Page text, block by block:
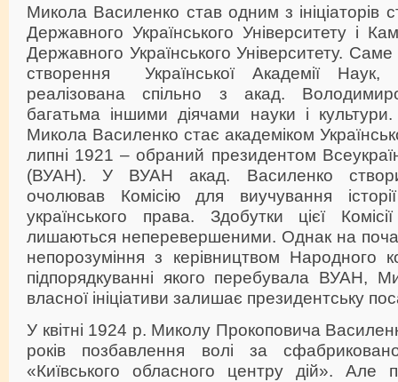
Микола Василенко став одним з ініціаторів
Державного Українського Університету і
Державного Українського Університету.
створення Української Академії
реалізована спільно з акад.
багатьма іншими діячами науки і
Микола Василенко стає академіком
липні 1921 – обраний президентом
(ВУАН). У ВУАН акад. Василенко
очолював Комісію для виучування
українського права. Здобутки цієї
лишаються неперевершеними. Однак на
непорозуміння з керівництвом Народного
підпорядкуванні якого перебувала ВУАН,
власної ініціативи залишає президентську
У квітні 1924 р. Миколу Прокоповича
років позбавлення волі за
«Київського обласного центру дій». Але